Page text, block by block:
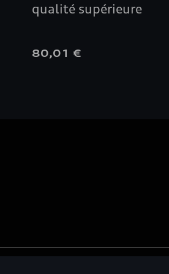
qualité supérieure
80,01 €